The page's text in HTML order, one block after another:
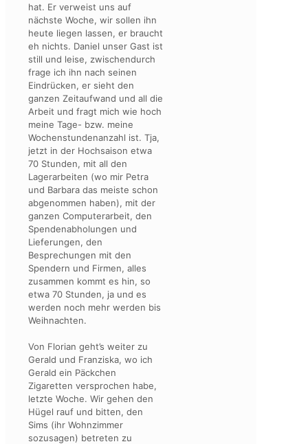
hat. Er verweist uns auf
nächste Woche, wir sollen ihn
heute liegen lassen, er braucht
eh nichts. Daniel unser Gast ist
still und leise, zwischendurch
frage ich ihn nach seinen
Eindrücken, er sieht den
ganzen Zeitaufwand und all die
Arbeit und fragt mich wie hoch
meine Tage- bzw. meine
Wochenstundenanzahl ist. Tja,
jetzt in der Hochsaison etwa
70 Stunden, mit all den
Lagerarbeiten (wo mir Petra
und Barbara das meiste schon
abgenommen haben), mit der
ganzen Computerarbeit, den
Spendenabholungen und
Lieferungen, den
Besprechungen mit den
Spendern und Firmen, alles
zusammen kommt es hin, so
etwa 70 Stunden, ja und es
werden noch mehr werden bis
Weihnachten.
Von Florian geht’s weiter zu
Gerald und Franziska, wo ich
Gerald ein Päckchen
Zigaretten versprochen habe,
letzte Woche. Wir gehen den
Hügel rauf und bitten, den
Sims (ihr Wohnzimmer
sozusagen) betreten zu